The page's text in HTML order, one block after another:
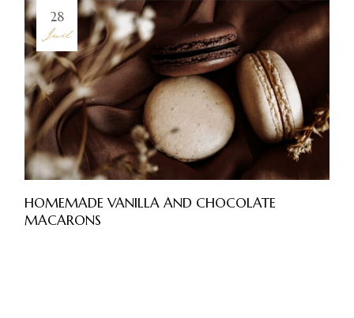
28
Juil
HOMEMADE VANILLA AND CHOCOLATE
MACARONS